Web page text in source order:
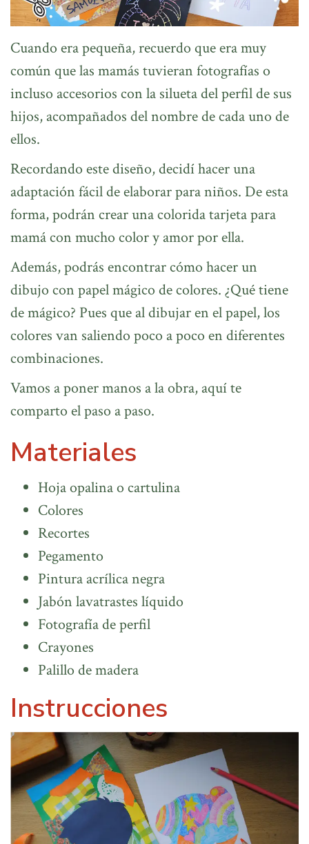
Cuando era pequeña, recuerdo que era muy
común que las mamás tuvieran fotografías o
incluso accesorios con la silueta del perfil de sus
hijos, acompañados del nombre de cada uno de
ellos.
Recordando este diseño, decidí hacer una
adaptación fácil de elaborar para niños. De esta
forma, podrán crear una colorida tarjeta para
mamá con mucho color y amor por ella.
Además, podrás encontrar cómo hacer un
dibujo con papel mágico de colores. ¿Qué tiene
de mágico? Pues que al dibujar en el papel, los
colores van saliendo poco a poco en diferentes
combinaciones.
Vamos a poner manos a la obra, aquí te
comparto el paso a paso.
Materiales
Hoja opalina o cartulina
Colores
Recortes
Pegamento
Pintura acrílica negra
Jabón lavatrastes líquido
Fotografía de perfil
Crayones
Palillo de madera
Instrucciones